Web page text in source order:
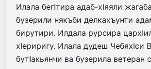
Илала бегIтира адаб-хIяяли
бузерили някъби делкахъунти
бирутири. Илдала рурсира
хIериригу. Илала дудеш ЧебяхIси
бутIакьянчи ва бузерила ветеран